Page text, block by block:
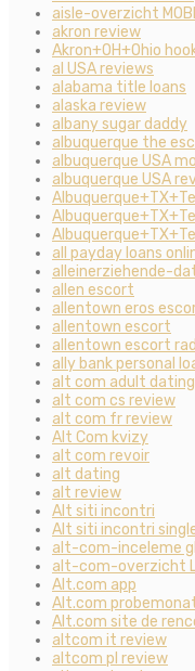
aisle-overzicht
akron review
Akron+OH+Ohio
al USA reviews
alabama title loans
alaska review
albany sugar daddy
albuquerque the
albuquerque USA
albuquerque USA
all payday loans
alleinerziehende-
allen escort
allentown eros
allentown escort
allentown escort
ally bank personal
alt com adult dating
alt com cs review
alt com fr review
Alt Com kvizy
alt com revoir
alt dating
alt review
Alt siti incontri
Alt siti incontri
alt-com-inceleme
alt-com-overzicht
Alt.com app
Alt.com
Alt.com site de
altcom it review
altcom pl review